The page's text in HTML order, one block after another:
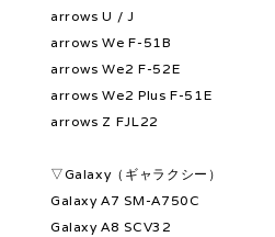
arrows U / J
arrows We F-51B
arrows We2 F-52E
arrows We2 Plus F-51E
arrows Z FJL22
▽Galaxy（ギャラクシー）
Galaxy A7 SM-A750C
Galaxy A8 SCV32